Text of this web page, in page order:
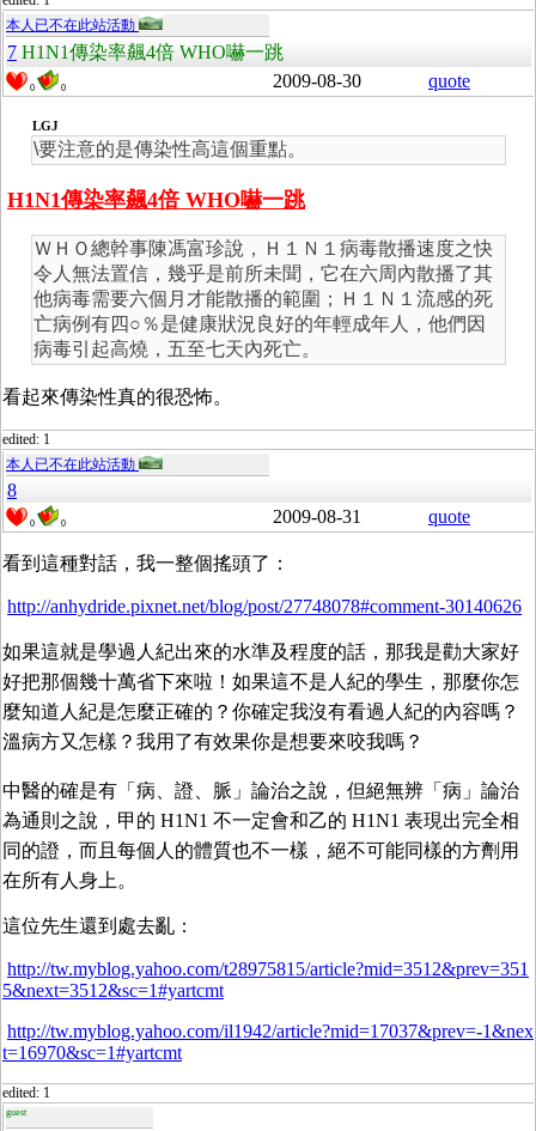
本人已不在此站活動
7 H1N1傳染率飆4倍 WHO嚇一跳
0 0 2009-08-30 quote
LGJ
\要注意的是傳染性高這個重點。
H1N1傳染率飆4倍 WHO嚇一跳
ＷＨＯ總幹事陳馮富珍說，Ｈ１Ｎ１病毒散播速度之快
令人無法置信，幾乎是前所未聞，它在六周內散播了其
他病毒需要六個月才能散播的範圍；Ｈ１Ｎ１流感的死
亡病例有四○％是健康狀況良好的年輕成年人，他們因
病毒引起高燒，五至七天內死亡。
看起來傳染性真的很恐怖。
edited: 1
本人已不在此站活動
8
0 0 2009-08-31 quote
看到這種對話，我一整個搖頭了：
http://anhydride.pixnet.net/blog/post/27748078#comment-30140626
如果這就是學過人紀出來的水準及程度的話，那我是勸大家好
好把那個幾十萬省下來啦！如果這不是人紀的學生，那麼你怎
麼知道人紀是怎麼正確的？你確定我沒有看過人紀的內容嗎？
溫病方又怎樣？我用了有效果你是想要來咬我嗎？
中醫的確是有「病、證、脈」論治之說，但絕無辨「病」論治
為通則之說，甲的 H1N1 不一定會和乙的 H1N1 表現出完全相
同的證，而且每個人的體質也不一樣，絕不可能同樣的方劑用
在所有人身上。
這位先生還到處去亂：
http://tw.myblog.yahoo.com/t28975815/article?mid=3512&prev=351
5&next=3512&sc=1#yartcmt
http://tw.myblog.yahoo.com/il1942/article?mid=17037&prev=-1&nex
t=16970&sc=1#yartcmt
edited: 1
guest